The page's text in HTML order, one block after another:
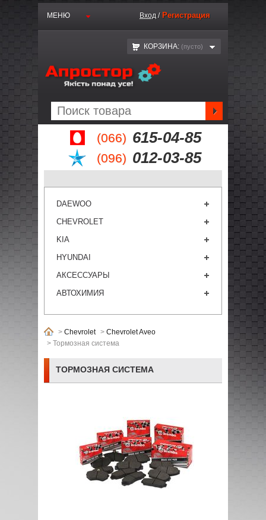
(066) 615-04-85
(096) 012-03-85
МЕНЮ Вход / Регистрация
КОРЗИНА: (пустo)
DAEWOO
CHEVROLET
KIA
HYUNDAI
АКСЕССУАРЫ
АВТОХИМИЯ
> Chevrolet > Chevrolet Aveo
> Тормозная система
ТОРМОЗНАЯ СИСТЕМА